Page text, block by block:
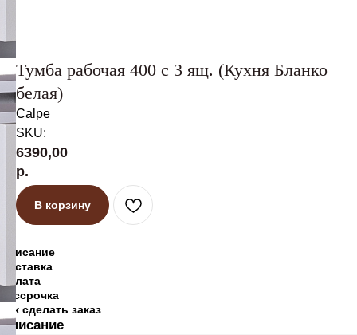
Тумба рабочая 400 с 3 ящ. (Кухня Бланко
белая)
Calpe
SKU:
6390,00
р.
В корзину
Описание
Доставка
Оплата
Рассрочка
Как сделать заказ
Описание